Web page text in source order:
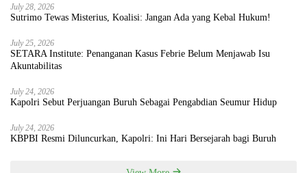
July 28, 2026
Sutrimo Tewas Misterius, Koalisi: Jangan Ada yang Kebal Hukum!
July 25, 2026
SETARA Institute: Penanganan Kasus Febrie Belum Menjawab Isu
Akuntabilitas
July 24, 2026
Kapolri Sebut Perjuangan Buruh Sebagai Pengabdian Seumur Hidup
July 24, 2026
KBPBI Resmi Diluncurkan, Kapolri: Ini Hari Bersejarah bagi Buruh